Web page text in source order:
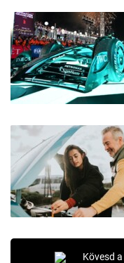
Kövesd a